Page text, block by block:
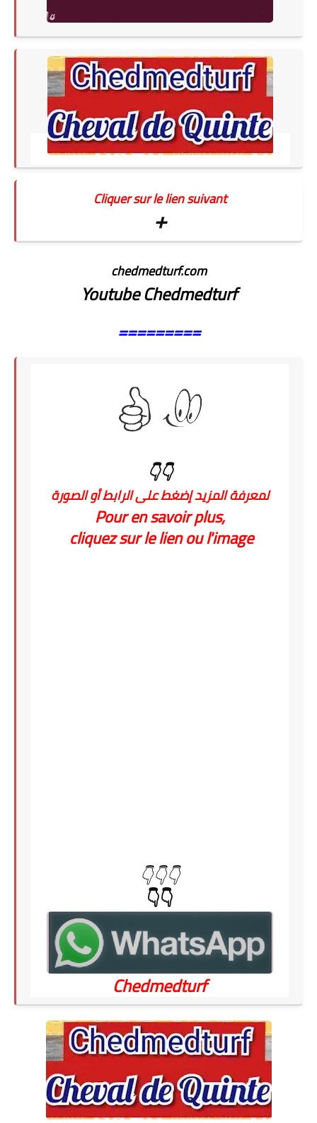
Cliquer sur le lien suivant
+
chedmedturf.com
Youtube Chedmedturf
=========
👇👇
لمعرفة المزيد إضغط على الرابط أو الصورة
Pour en savoir plus,
cliquez sur le lien ou l'image
👇👇👇
👇👇
Chedmedturf